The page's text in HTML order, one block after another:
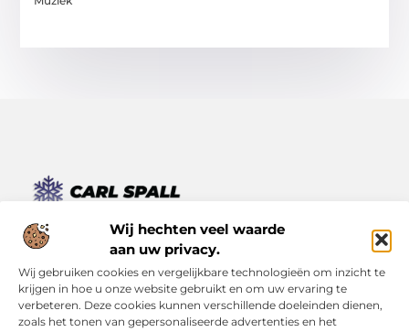
Wij hechten veel waarde
aan uw privacy.
Wij gebruiken cookies en vergelijkbare technologieën om inzicht te
krijgen in hoe u onze website gebruikt en om uw ervaring te
verbeteren. Deze cookies kunnen verschillende doeleinden dienen,
zoals het tonen van gepersonaliseerde advertenties en het
Van kleine momenten tot grote inzichten – lees het hier.
Ontdek een verscheidenheid aan blogs en artikelen die je
dagelijks leven verrijken, van inspirerende verhalen tot
praktische tips.
Bericht categorie